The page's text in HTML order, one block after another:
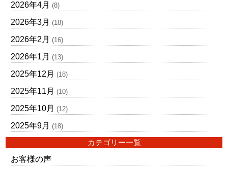
2026年4月 (8)
2026年3月 (18)
2026年2月 (16)
2026年1月 (13)
2025年12月 (18)
2025年11月 (10)
2025年10月 (12)
2025年9月 (18)
カテゴリー一覧
お客様の声